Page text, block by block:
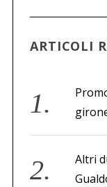
ARTICOLI
Altri